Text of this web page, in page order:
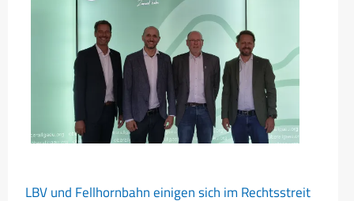
LBV und Fellhornbahn einigen sich im Rechtsstreit